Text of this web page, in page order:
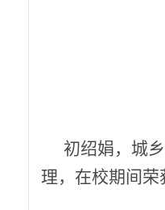
初绍娟，城
理，在校期间